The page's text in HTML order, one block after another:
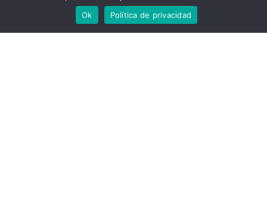
2 enero, 2026
Ok
Política de privacidad